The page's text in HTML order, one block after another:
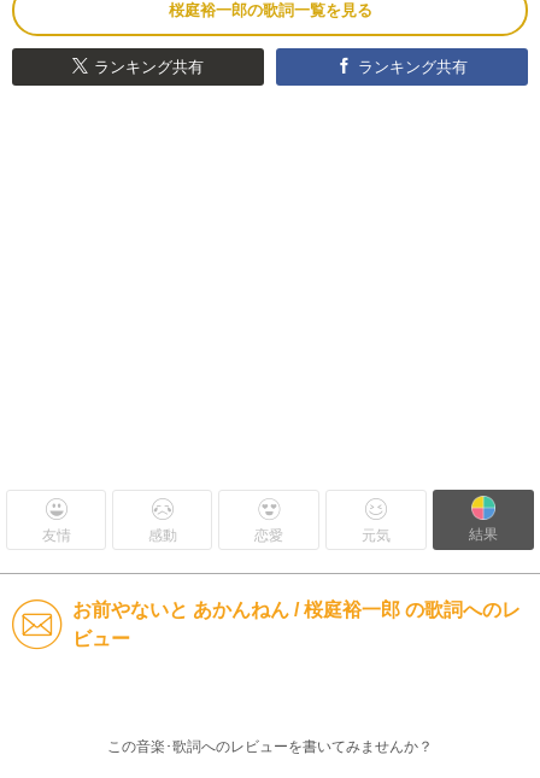
桜庭裕一郎の歌詞一覧を見る
ランキング共有 ランキング共有
友情 感動 恋愛 元気 結果
お前やないと あかんねん / 桜庭裕一郎 の歌詞へのレ
ビュー
この音楽･歌詞へのレビューを書いてみませんか？